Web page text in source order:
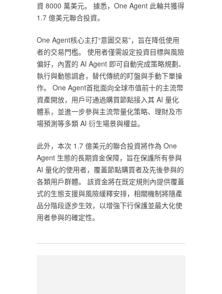
資 8000 萬美元。 據悉，One Agent 此輪共獲得
1.7 億美元聯合投資。
One Agent核心主打“意圖交易”，旨在降低使用
者的交易門檻。 使用者僅需設定投資目標與風險
偏好，內置的 AI Agent 即可自動完成策略規劃、
執行與動態調倉，替代傳統的盯盤與手動下單操
作。 One Agent首批面向全球市值前十的主流幣
資產開放，用戶可通過購買節點接入其 AI 量化
體系，並進一步參與主流幣量化策略、理財及市
場預測等多類 AI 衍生場景與權益。
此外，本次 1.7 億美元的聯合投資將作為 One
Agent 生態的長期資金保障，旨在保護所有參與
AI 量化的使用者，覆蓋節點購買者及先後參與的
各類用戶群體。 該資金將在既定規則內提供覆蓋
式的生態支援與風險緩釋安排，相關機制將隨產
品分階段逐步生效，以增強下行保護並最大化使
用者參與的確定性。